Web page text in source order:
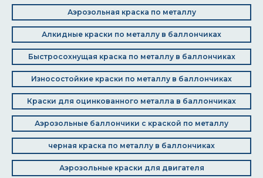
Аэрозольная краска по металлу
Алкидные краски по металлу в баллончиках
Быстросохнущая краска по металлу в баллончиках
Износостойкие краски по металлу в баллончиках
Краски для оцинкованного металла в баллончиках
Аэрозольные баллончики с краской по металлу
черная краска по металлу в баллончиках
Аэрозольные краски для двигателя